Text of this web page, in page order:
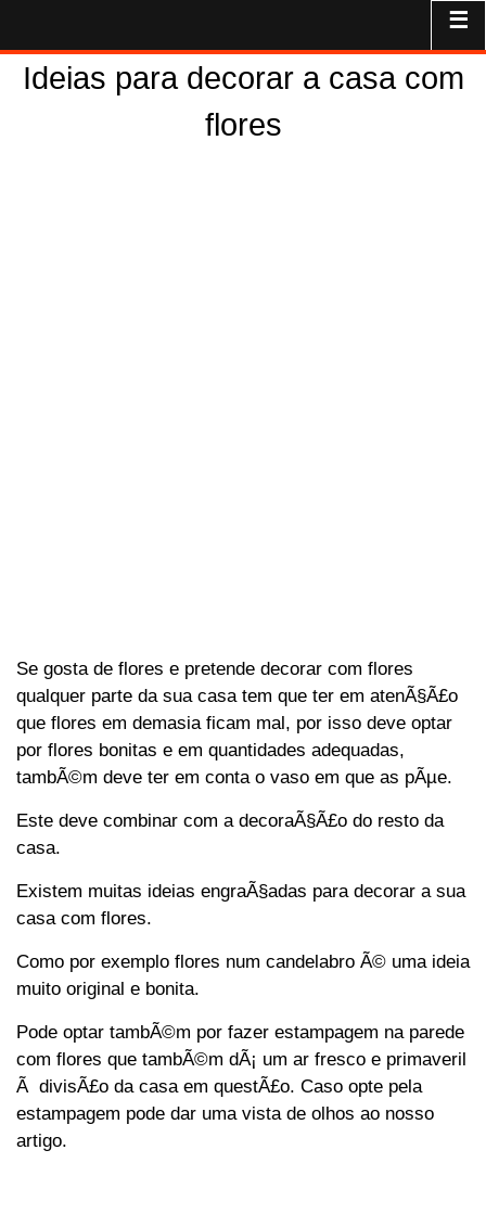
☰
Ideias para decorar a casa com
flores
Se gosta de flores e pretende decorar com flores
qualquer parte da sua casa tem que ter em atenÃ§Ã£o
que flores em demasia ficam mal, por isso deve optar
por flores bonitas e em quantidades adequadas,
tambÃ©m deve ter em conta o vaso em que as pÃµe.
Este deve combinar com a decoraÃ§Ã£o do resto da
casa.
Existem muitas ideias engraÃ§adas para decorar a sua
casa com flores.
Como por exemplo flores num candelabro Ã© uma ideia
muito original e bonita.
Pode optar tambÃ©m por fazer estampagem na parede
com flores que tambÃ©m dÃ¡ um ar fresco e primaveril
Ã divisÃ£o da casa em questÃ£o. Caso opte pela
estampagem pode dar uma vista de olhos ao nosso
artigo.